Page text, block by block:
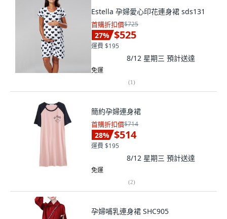
Estella 孕婦愛心印花連身裙 sds131
首購折扣價$725
27% $525
運費 $195
8/12 星期三 預計送達
免運
(1)
簡約孕婦連身裙
首購折扣價$714
28% $514
運費 $195
8/12 星期三 預計送達
免運
(2)
孕婦哺乳連身裙 SHC905